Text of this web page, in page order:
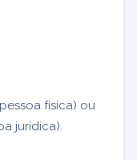
física) ou
jurídica).